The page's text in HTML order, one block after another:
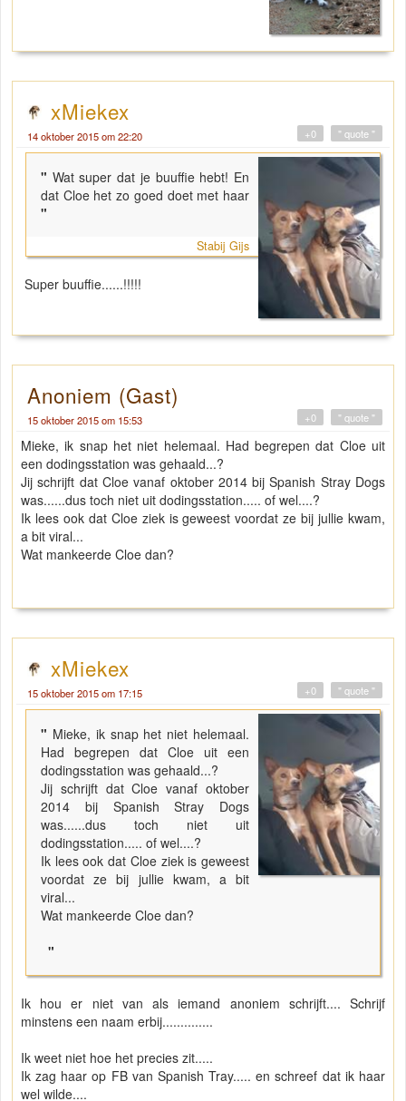
xMiekex
14 oktober 2015 om 22:20 " quote "
+0
" Wat super dat je buuffie hebt! En
dat Cloe het zo goed doet met haar
"
Stabij Gijs
Super buuffie......!!!!!
Anoniem (Gast)
15 oktober 2015 om 15:53 " quote "
+0
Mieke, ik snap het niet helemaal. Had begrepen dat Cloe uit
een dodingsstation was gehaald...?
Jij schrijft dat Cloe vanaf oktober 2014 bij Spanish Stray Dogs
was......dus toch niet uit dodingsstation..... of wel....?
Ik lees ook dat Cloe ziek is geweest voordat ze bij jullie kwam,
a bit viral...
Wat mankeerde Cloe dan?
xMiekex
15 oktober 2015 om 17:15 " quote "
+0
" Mieke, ik snap het niet helemaal.
Had begrepen dat Cloe uit een
dodingsstation was gehaald...?
Jij schrijft dat Cloe vanaf oktober
2014 bij Spanish Stray Dogs
was......dus toch niet uit
dodingsstation..... of wel....?
Ik lees ook dat Cloe ziek is geweest
voordat ze bij jullie kwam, a bit
viral...
Wat mankeerde Cloe dan?
"
Ik hou er niet van als iemand anoniem schrijft.... Schrijf
minstens een naam erbij..............
Ik weet niet hoe het precies zit.....
Ik zag haar op FB van Spanish Tray..... en schreef dat ik haar
wel wilde....